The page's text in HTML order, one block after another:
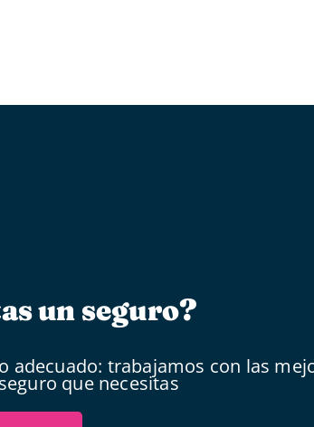
un seguro?
adecuado: trabajamos con las
que necesitas